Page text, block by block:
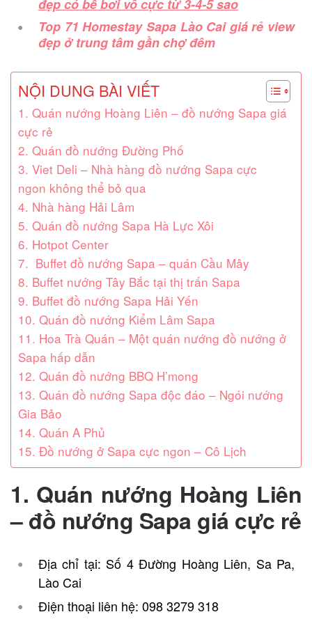
đẹp có bể bơi vô cực từ 3-4-5 sao
Top 71 Homestay Sapa Lào Cai giá rẻ view
đẹp ở trung tâm gần chợ đêm
NỘI DUNG BÀI VIẾT
1. Quán nướng Hoàng Liên – đồ nướng Sapa giá
cực rẻ
2. Quán đồ nướng Đường Phố
3. Viet Deli – Nhà hàng đồ nướng Sapa cực
ngon không thể bỏ qua
4. Nhà hàng Hải Lâm
5. Quán đồ nướng Sapa Hà Lực Xôi
6. Hotpot Center
7. Buffet đồ nướng Sapa – quán Cầu Mây
8. Buffet nướng Tây Bắc tại thị trấn Sapa
9. Buffet đồ nướng Sapa Hải Yến
10. Quán đồ nướng Kiểm Lâm Sapa
11. Hoa Trà Quán – Một quán nướng đồ nướng ở
Sapa hấp dẫn
12. Quán đồ nướng BBQ H’mong
13. Quán đồ nướng Sapa độc đáo – Ngói nướng
Gia Bảo
14. Quán A Phủ
15. Đồ nướng ở Sapa cực ngon – Cô Lịch
1. Quán nướng Hoàng Liên
– đồ nướng Sapa giá cực rẻ
Địa chỉ tại: Số 4 Đường Hoàng Liên, Sa Pa,
Lào Cai
Điện thoại liên hệ: 098 3279 318